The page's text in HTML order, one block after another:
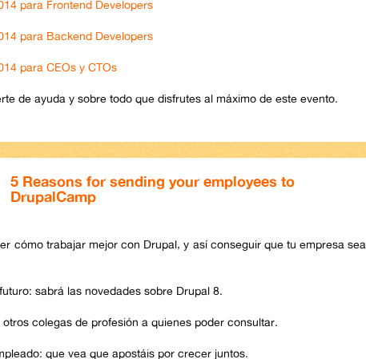
para Frontend Developers
para Backend Developers
para CEOs y CTOs
de ayuda y sobre todo que disfrutes al máximo de este evento.
5 Reasons for sending your employees to
DrupalCamp
cómo trabajar mejor con Drupal, y así conseguir que tu empresa sea
sabrá las novedades sobre Drupal 8.
colegas de profesión a quienes poder consultar.
que vea que apostáis por crecer juntos.